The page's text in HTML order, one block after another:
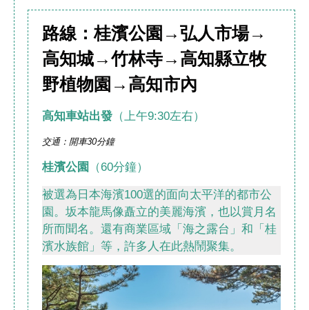
路線：桂濱公園→弘人市場→
高知城→竹林寺→高知縣立牧
野植物園→ 高知市內
高知車站出發 （上午9:30左右）
交通：開車30分鐘
桂濱公園 （60分鐘）
被選為日本海濱100選的面向太平洋的都市公
園。坂本龍馬像矗立的美麗海濱，也以賞月名
所而聞名。還有商業區域「海之露台」和「桂
濱水族館」等，許多人在此熱鬧聚集。